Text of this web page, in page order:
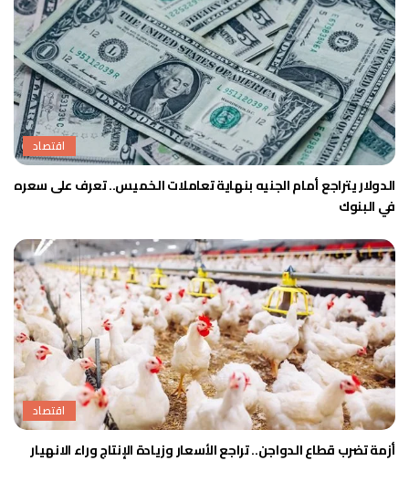
اقتصاد
الدولار يتراجع أمام الجنيه بنهاية تعاملات الخميس.. تعرف على سعره
في البنوك
اقتصاد
أزمة تضرب قطاع الدواجن.. تراجع الأسعار وزيادة الإنتاج وراء الانهيار